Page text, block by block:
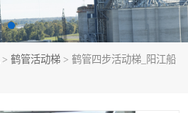
> 鹤管活动梯 > 鹤管四步活动梯_阳江船